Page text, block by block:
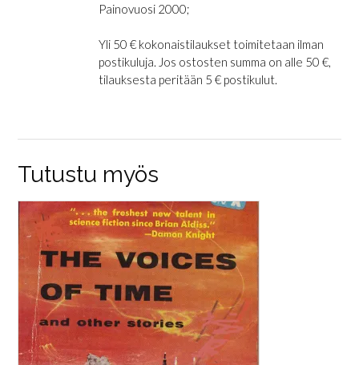
Painovuosi 2000;
Yli 50 € kokonaistilaukset toimitetaan ilman
postikuluja. Jos ostosten summa on alle 50 €,
tilauksesta peritään 5 € postikulut.
Tutustu myös